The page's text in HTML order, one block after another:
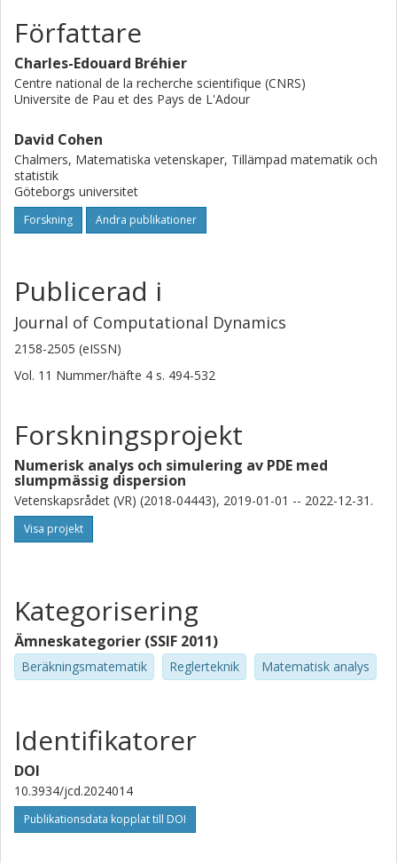
Författare
Charles-Edouard Bréhier
Centre national de la recherche scientifique (CNRS)
Universite de Pau et des Pays de L'Adour
David Cohen
Chalmers, Matematiska vetenskaper, Tillämpad matematik och
statistik
Göteborgs universitet
Forskning Andra publikationer
Publicerad i
Journal of Computational Dynamics
2158-2505 (eISSN)
Vol. 11 Nummer/häfte 4 s. 494-532
Forskningsprojekt
Numerisk analys och simulering av PDE med
slumpmässig dispersion
Vetenskapsrådet (VR) (2018-04443), 2019-01-01 -- 2022-12-31.
Visa projekt
Kategorisering
Ämneskategorier (SSIF 2011)
Beräkningsmatematik Reglerteknik Matematisk analys
Identifikatorer
DOI
10.3934/jcd.2024014
Publikationsdata kopplat till DOI